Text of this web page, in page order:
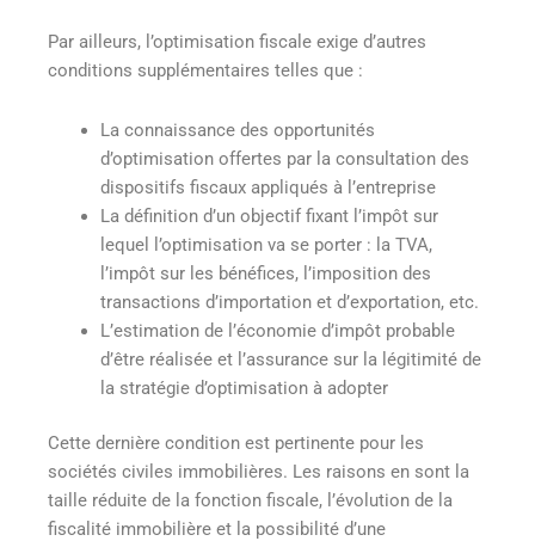
Par ailleurs, l’optimisation fiscale exige d’autres
conditions supplémentaires telles que :
La connaissance des opportunités
d’optimisation offertes par la consultation des
dispositifs fiscaux appliqués à l’entreprise
La définition d’un objectif fixant l’impôt sur
lequel l’optimisation va se porter : la TVA,
l’impôt sur les bénéfices, l’imposition des
transactions d’importation et d’exportation, etc.
L’estimation de l’économie d’impôt probable
d’être réalisée et l’assurance sur la légitimité de
la stratégie d’optimisation à adopter
Cette dernière condition est pertinente pour les
sociétés civiles immobilières. Les raisons en sont la
taille réduite de la fonction fiscale, l’évolution de la
fiscalité immobilière et la possibilité d’une